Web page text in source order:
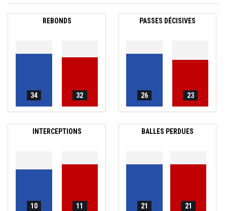
REBONDS
34 32
PASSES DÉCISIVES
26 23
INTERCEPTIONS
10 11
BALLES PERDUES
21 21